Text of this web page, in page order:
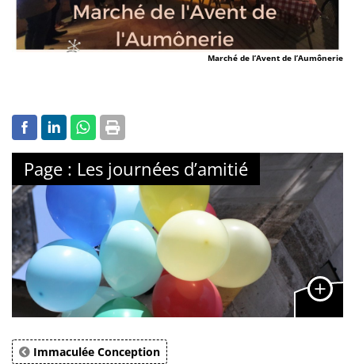
Marché de l’Avent de l’Aumônerie
Page : Les journées d’amitié
Immaculée Conception